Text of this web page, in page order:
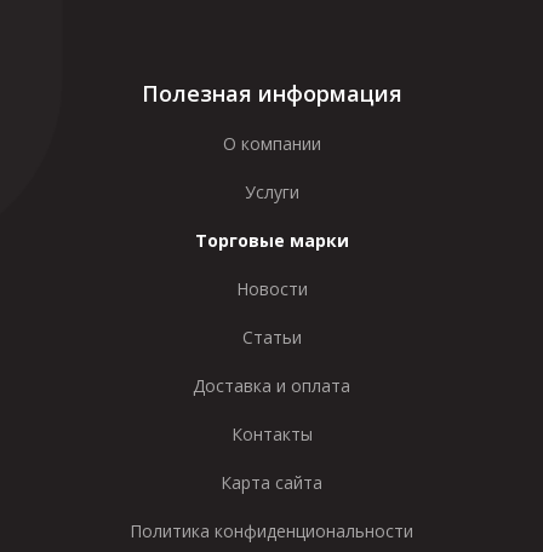
Полезная информация
О компании
Услуги
Торговые марки
Новости
Статьи
Доставка и оплата
Контакты
Карта сайта
Политика конфиденциональности